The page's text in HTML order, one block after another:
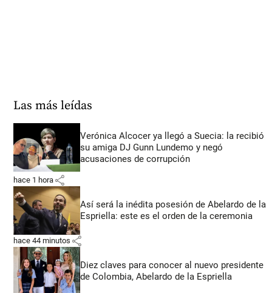
Las más leídas
Verónica Alcocer ya llegó a Suecia: la recibió
su amiga DJ Gunn Lundemo y negó
acusaciones de corrupción
hace 1 hora share
Así será la inédita posesión de Abelardo de la
Espriella: este es el orden de la ceremonia
hace 44 minutos share
Diez claves para conocer al nuevo presidente
de Colombia, Abelardo de la Espriella